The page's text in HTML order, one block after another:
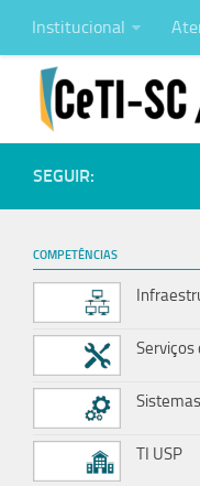
Institucional
SEGUIR:
COMPETÊNCIAS
Serviços
Sistemas
TI USP